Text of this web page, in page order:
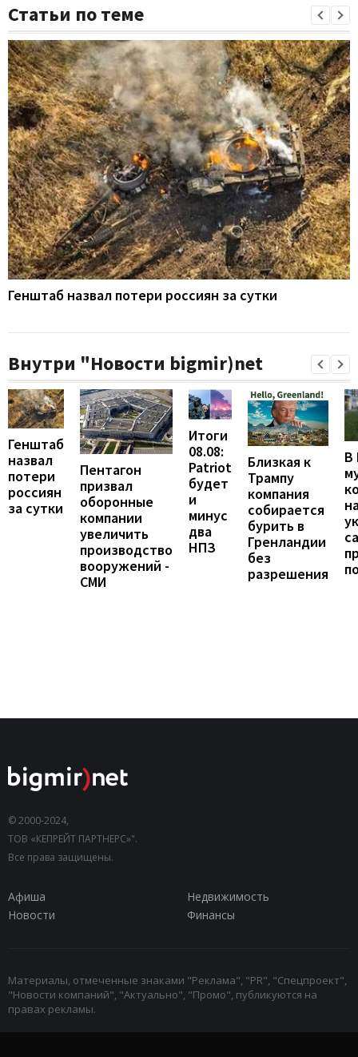
Статьи по теме
Генштаб назвал потери россиян за сутки
Внутри "Новости bigmir)net
Генштаб
назвал
потери
россиян
за сутки
Пентагон
призвал
оборонные
компании
увеличить
производство
вооружений -
СМИ
Итоги
08.08:
Patriot
будет
и
минус
два
НПЗ
Близкая к
Трампу
компания
собирается
бурить в
Гренландии
без
разрешения
В
© 2000-2024,
ТОВ «КЕПРЕЙТ ПАРТНЕРС»".
Все права защищены.
Афиша
Недвижимость
Новости
Финансы
Материалы, отмеченные знаками "Реклама", "PR", "Спецпроект",
"Новости компаний", "Актуально", "Промо", публикуются на
правах рекламы.